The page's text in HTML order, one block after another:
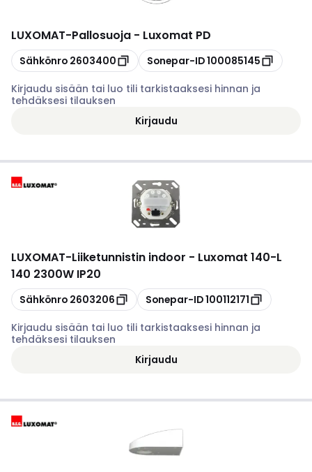
LUXOMAT-Pallosuoja - Luxomat PD
Kopioi
Sähkönro 2603400 Kopioi
Sonepar-ID100085145
Kirjaudu sisään tai luo tili tarkistaaksesi hinnan ja
tehdäksesi tilauksen
Kirjaudu
LUXOMAT-Liiketunnistin indoor - Luxomat 140-L
140 2300W IP20
Kopioi
Sähkönro 2603206 Kopioi
Sonepar-ID100112171
Kirjaudu sisään tai luo tili tarkistaaksesi hinnan ja
tehdäksesi tilauksen
Kirjaudu